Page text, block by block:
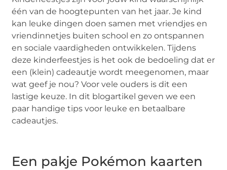
één van de hoogtepunten van het jaar. Je kind
kan leuke dingen doen samen met vriendjes en
vriendinnetjes buiten school en zo ontspannen
en sociale vaardigheden ontwikkelen. Tijdens
deze kinderfeestjes is het ook de bedoeling dat er
een (klein) cadeautje wordt meegenomen, maar
wat geef je nou? Voor vele ouders is dit een
lastige keuze. In dit blogartikel geven we een
paar handige tips voor leuke en betaalbare
cadeautjes.
Een pakje Pokémon kaarten